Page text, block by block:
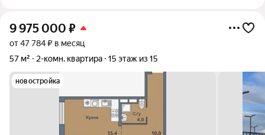
9 975 000 ₽
от 47 784 ₽ в месяц
57 м²
2-комн. квартира 15 этаж из 15
новостройка